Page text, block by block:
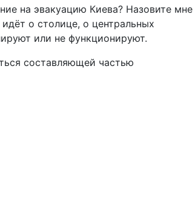
на эвакуацию Киева? Назовите мне
о столице, о центральных
или не функционируют.
составляющей частью